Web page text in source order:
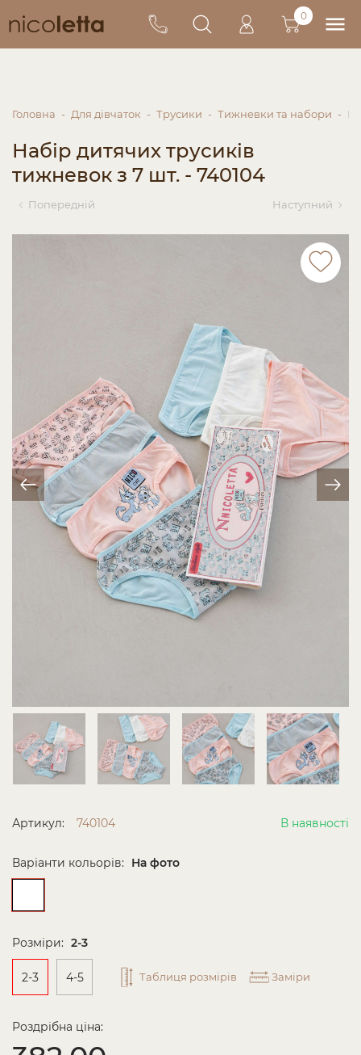
0
Головна Для дівчаток Трусики Тижневки та набори
Набір дитячих трусиків
тижневок з 7 шт. - 740104
Попередній Наступний
Артикул: 740104 В наявності
Варіанти кольорів: На фото
Розміри: 2-3
2-3 4-5 Таблиця розмірів Заміри
Роздрібна ціна: